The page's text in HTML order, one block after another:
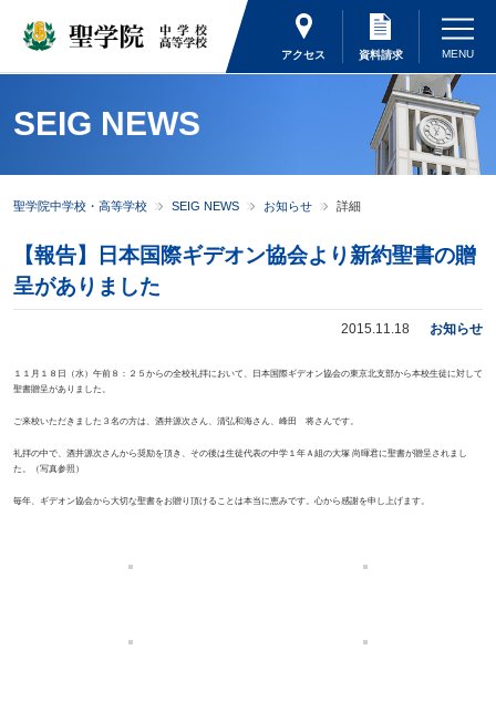
アクセス 資料請求
SEIG NEWS
聖学院中学校・高等学校 SEIG NEWS お知らせ 詳細
【報告】日本国際ギデオン協会より新約聖書の贈
呈がありました
2015.11.18 お知らせ
１１月１８日（水）午前８：２５からの全校礼拝において、日本国際ギデオン協会の東京北支部から本校生徒に対して
聖書贈呈がありました。
ご来校いただきました３名の方は、酒井源次さん、清弘和海さん、峰田 将さんです。
礼拝の中で、酒井源次さんから奨励を頂き、その後は生徒代表の中学１年Ａ組の大塚 尚暉君に聖書が贈呈されまし
た。（写真参照）
毎年、ギデオン協会から大切な聖書をお贈り頂けることは本当に恵みです。心から感謝を申し上げます。